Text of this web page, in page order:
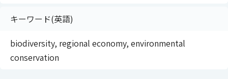
キーワード(英語)
biodiversity, regional economy, environmental
conservation